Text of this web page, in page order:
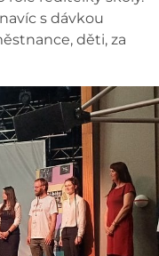
s dávkou
děti, za